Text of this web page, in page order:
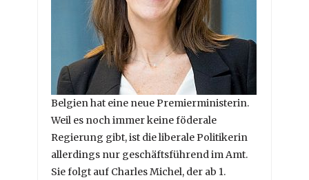
Belgien hat eine neue Premierministerin.
Weil es noch immer keine föderale
Regierung gibt, ist die liberale Politikerin
allerdings nur geschäftsführend im Amt.
Sie folgt auf Charles Michel, der ab 1.